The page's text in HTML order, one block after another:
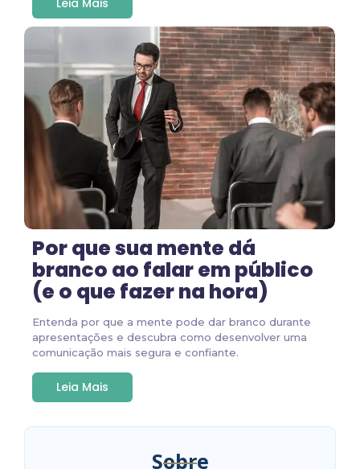
Por que sua mente dá
branco ao falar em público
(e o que fazer na hora)
Entenda por que a mente pode dar branco durante
apresentações e descubra como desenvolver uma
comunicação mais segura e confiante.
Leia Mais
Sobre